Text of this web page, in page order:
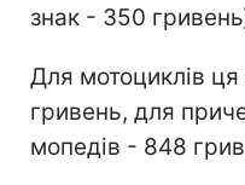
знак - 350
Для мотоциклів ця
гривень, для
мопедів - 848